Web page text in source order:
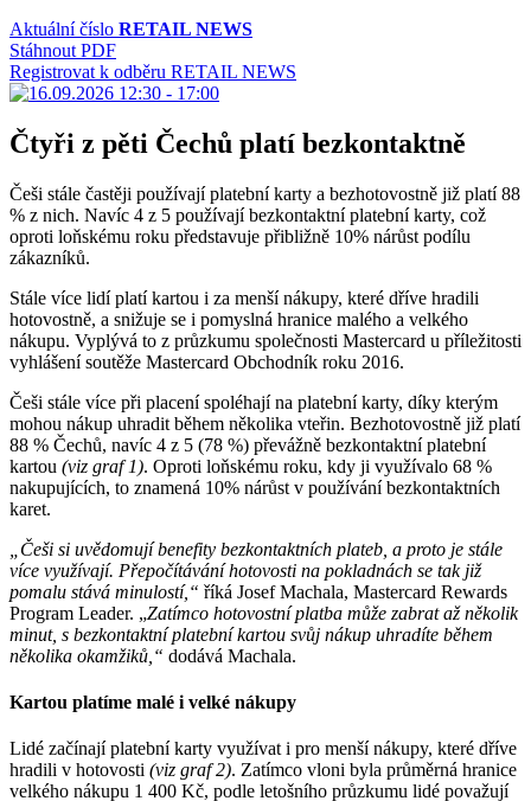
Aktuální číslo RETAIL NEWS
Stáhnout PDF
Registrovat k odběru RETAIL NEWS
Čtyři z pěti Čechů platí bezkontaktně
Češi stále častěji používají platební karty a bezhotovostně již platí 88
% z nich. Navíc 4 z 5 používají bezkontaktní platební karty, což
oproti loňskému roku představuje přibližně 10% nárůst podílu
zákazníků.
Stále více lidí platí kartou i za menší nákupy, které dříve hradili
hotovostně, a snižuje se i pomyslná hranice malého a velkého
nákupu. Vyplývá to z průzkumu společnosti Mastercard u příležitosti
vyhlášení soutěže Mastercard Obchodník roku 2016.
Češi stále více při placení spoléhají na platební karty, díky kterým
mohou nákup uhradit během několika vteřin. Bezhotovostně již platí
88 % Čechů, navíc 4 z 5 (78 %) převážně bezkontaktní platební
kartou (viz graf 1). Oproti loňskému roku, kdy ji využívalo 68 %
nakupujících, to znamená 10% nárůst v používání bezkontaktních
karet.
„Češi si uvědomují benefity bezkontaktních plateb, a proto je stále
více využívají. Přepočítávání hotovosti na pokladnách se tak již
pomalu stává minulostí,“ říká Josef Machala, Mastercard Rewards
Program Leader. „Zatímco hotovostní platba může zabrat až několik
minut, s bezkontaktní platební kartou svůj nákup uhradíte během
několika okamžiků,“ dodává Machala.
Kartou platíme malé i velké nákupy
Lidé začínají platební karty využívat i pro menší nákupy, které dříve
hradili v hotovosti (viz graf 2). Zatímco vloni byla průměrná hranice
velkého nákupu 1 400 Kč, podle letošního průzkumu lidé považují